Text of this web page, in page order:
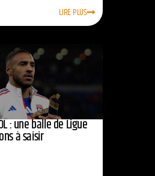
LIRE PLUS
: une balle de Ligue
à saisir